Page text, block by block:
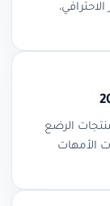
الرضع
الأمهات